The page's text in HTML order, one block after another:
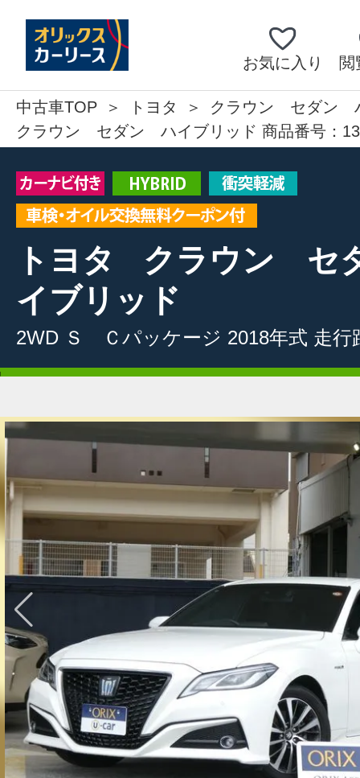
お気に入り 閲
中古車TOP トヨタ
クラウン セダン
クラウン セダン ハイブリッド 商品番号：
トヨタ
クラウン セ
イブリッド
2WD Ｓ Ｃパッケージ 2018年式 走行